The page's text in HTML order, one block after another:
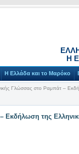
Η
Η Ελλάδα και το Μαρόκο
Γλώσσας στο Ραμπάτ –
Εκδήλωση της